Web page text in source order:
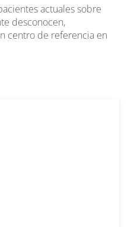
actuales sobre
desconocen,
centro de referencia en